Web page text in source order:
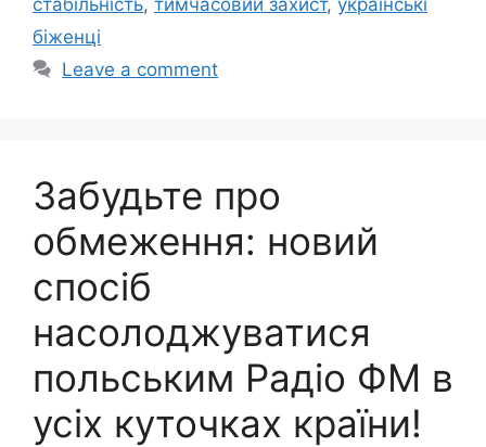
стабільність, тимчасовий захист, українські
біженці
Leave a comment
Забудьте про
обмеження: новий
спосіб
насолоджуватися
польським Радіо ФМ в
усіх куточках країни!